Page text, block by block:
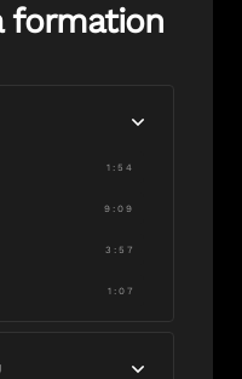
formation
1:54
9:09
3:57
1:07